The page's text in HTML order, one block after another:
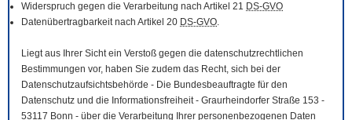
Widerspruch gegen die Verarbeitung nach Artikel 21 DS-GVO
Datenübertragbarkeit nach Artikel 20 DS-GVO.
Liegt aus Ihrer Sicht ein Verstoß gegen die datenschutzrechtlichen
Bestimmungen vor, haben Sie zudem das Recht, sich bei der
Datenschutzaufsichtsbehörde - Die Bundesbeauftragte für den
Datenschutz und die Informationsfreiheit - Graurheindorfer Straße 153 -
53117 Bonn - über die Verarbeitung Ihrer personenbezogenen Daten